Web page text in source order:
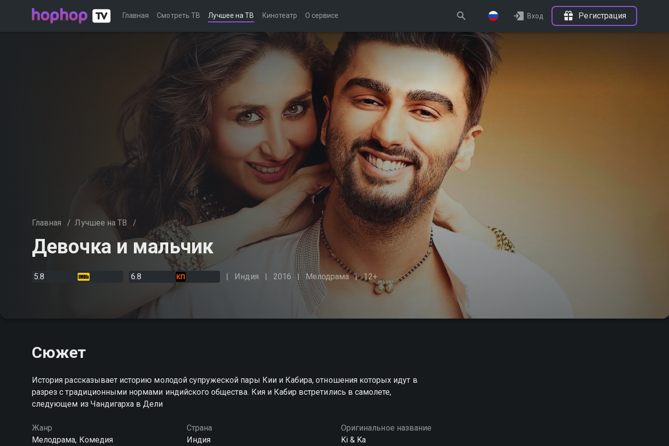
Главная Смотреть ТВ Лучшее на ТВ Кинотеатр О сервисе Вход Регистрация
Главная / Лучшее на ТВ /
Девочка и мальчик
5.8 6.8 Индия 2016 Мелодрама 12+
Сюжет
История рассказывает историю молодой супружеской пары Кии и Кабира, отношения которых идут в
разрез с традиционными нормами индийского общества. Кия и Кабир встретились в самолете,
следующем из Чандигарха в Дели
Жанр
Мелодрама, Комедия
Страна
Индия
Оригинальное название
Ki & Ka